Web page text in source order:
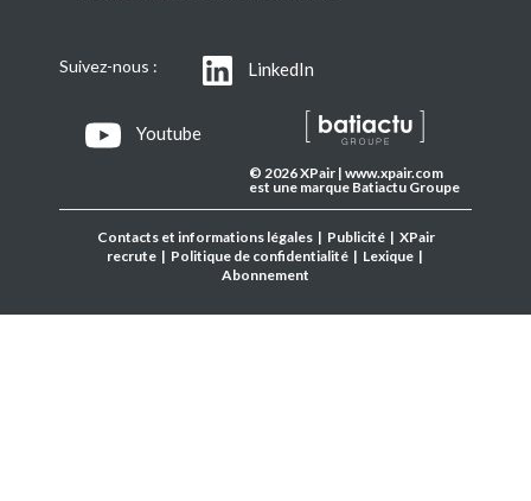
Suivez-nous : LinkedIn
Youtube
© 2026 XPair | www.xpair.com
est une marque Batiactu Groupe
Contacts et informations légales| Publicité| XPair
recrute| Politique de confidentialité| Lexique|
Abonnement